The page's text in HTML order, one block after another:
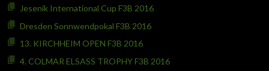
Jesenik International Cup F3B 2016
Dresden Sonnwendpokal F3B 2016
13. KIRCHHEIM OPEN F3B 2016
4. COLMAR ELSASS TROPHY F3B 2016